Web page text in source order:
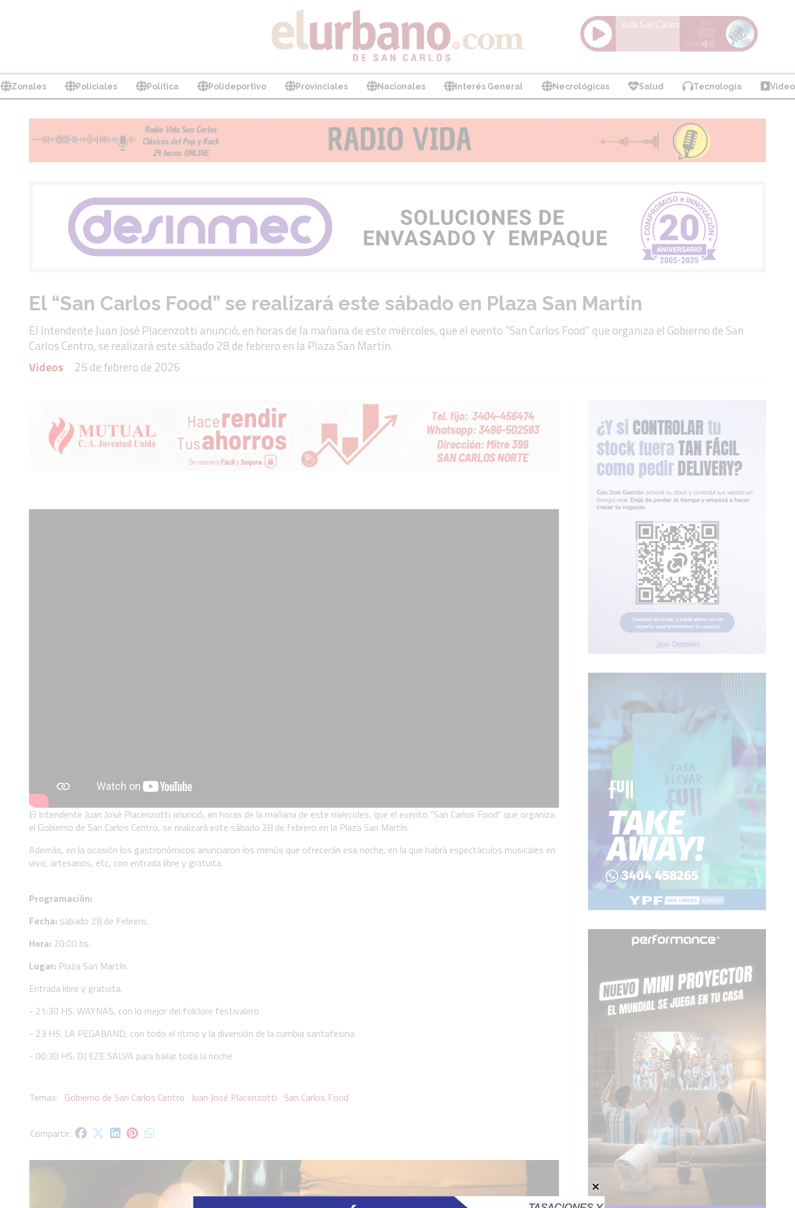
Zonales Policiales Política Polideportivo Provinciales Nacionales Interés General Necrológicas Salud Tecnología
El “San Carlos Food” se realizará este sábado en Plaza San Martín
El Intendente Juan José Placenzotti anunció, en horas de la mañana de este miércoles, que el evento “San Carlos Food” que organiza el Gobierno de San
Carlos Centro, se realizará este sábado 28 de febrero en la Plaza San Martín.
Videos
25 de febrero de 2026
El Intendente Juan José Placenzotti anunció, en horas de la mañana de este miércoles, que el evento “San Carlos Food” que organiza
el Gobierno de San Carlos Centro, se realizará este sábado 28 de febrero en la Plaza San Martín.
Además, en la ocasión los gastronómicos anunciaron los menús que ofrecerán esa noche, en la que habrá espectáculos musicales en
vivo, artesanos, etc, con entrada libre y gratuita.
Programación:
Fecha: sábado 28 de Febrero.
Hora: 20:00 hs.
Lugar: Plaza San Martín.
Entrada libre y gratuita.
- 21:30 HS. WAYNAS, con lo mejor del folclore festivalero
- 23 HS. LA PEGABAND, con todo el ritmo y la diversión de la cumbia santafesina
- 00:30 HS. DJ EZE SALVA para bailar toda la noche
Gobierno de San Carlos Centro Juan José Placenzotti San Carlos Food